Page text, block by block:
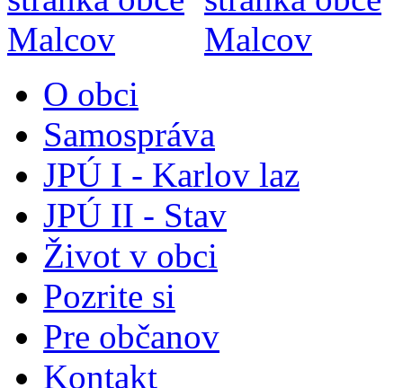
O obci
Samospráva
JPÚ I - Karlov laz
JPÚ II - Stav
Život v obci
Pozrite si
Pre občanov
Kontakt